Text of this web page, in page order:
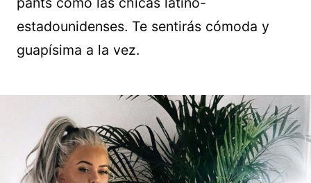
estadounidenses. Te sentirás cómoda y
guapísima a la vez.